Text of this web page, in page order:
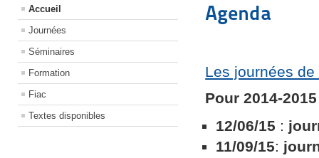
Accueil
Journées
Séminaires
Formation
Fiac
Textes disponibles
Agenda
Les journées
Pour 2014-
12/06/15 :
11/09/15: